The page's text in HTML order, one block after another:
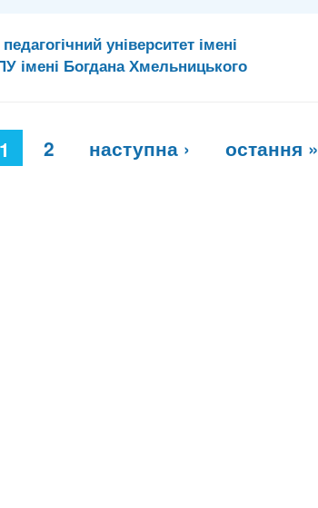
університет імені
імені Богдана Хмельницького
1 2 наступна › остання »